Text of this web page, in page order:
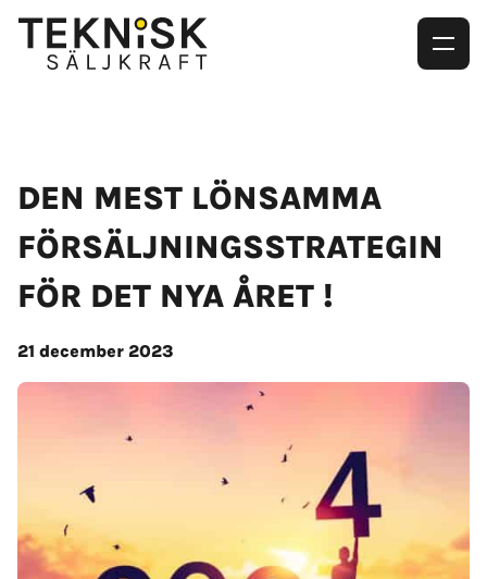
DEN MEST LÖNSAMMA
FÖRSÄLJNINGSSTRATEGIN
FÖR DET NYA ÅRET !
21 december 2023